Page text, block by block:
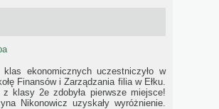
ekonomicznych uczestniczyło w
Finansów i Zarządzania filia w Ełku.
klasy 2e zdobyła pierwsze miejsce!
Nikonowicz uzyskały wyróżnienie.